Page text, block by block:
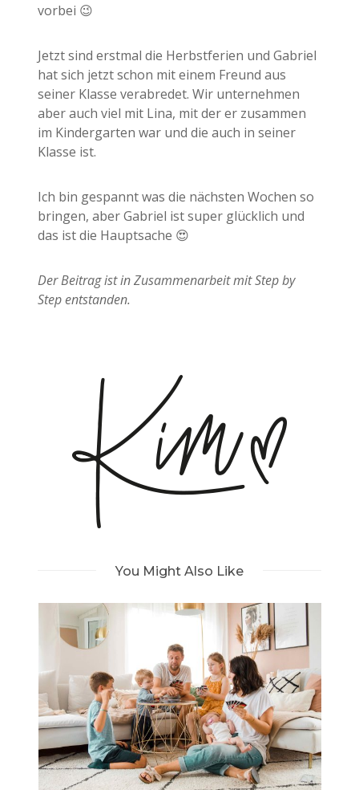
vorbei 😉
Jetzt sind erstmal die Herbstferien und Gabriel
hat sich jetzt schon mit einem Freund aus
seiner Klasse verabredet. Wir unternehmen
aber auch viel mit Lina, mit der er zusammen
im Kindergarten war und die auch in seiner
Klasse ist.
Ich bin gespannt was die nächsten Wochen so
bringen, aber Gabriel ist super glücklich und
das ist die Hauptsache 😍
Der Beitrag ist in Zusammenarbeit mit Step by
Step entstanden.
You Might Also Like